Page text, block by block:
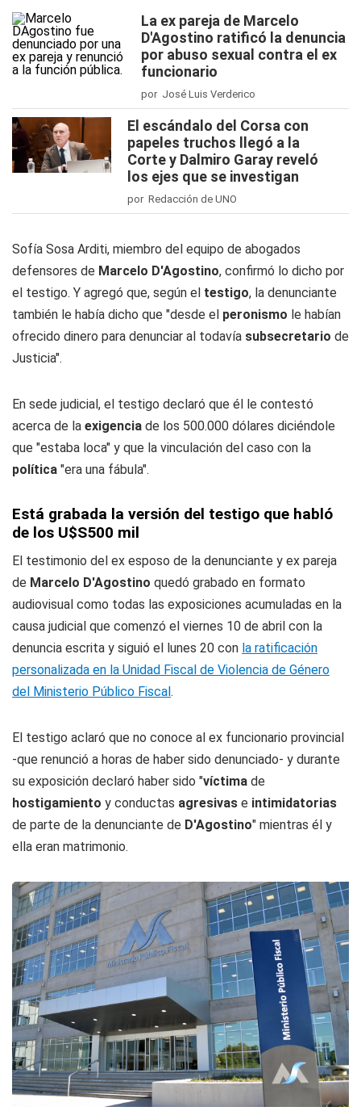
La ex pareja de Marcelo
D'Agostino ratificó la denuncia
por abuso sexual contra el ex
funcionario
por José Luis Verderico
El escándalo del Corsa con
papeles truchos llegó a la
Corte y Dalmiro Garay reveló
los ejes que se investigan
por Redacción de UNO
Sofía Sosa Arditi, miembro del equipo de abogados
defensores de Marcelo D'Agostino, confirmó lo dicho por
el testigo. Y agregó que, según el testigo, la denunciante
también le había dicho que "desde el peronismo le habían
ofrecido dinero para denunciar al todavía subsecretario de
Justicia".
En sede judicial, el testigo declaró que él le contestó
acerca de la exigencia de los 500.000 dólares diciéndole
que "estaba loca" y que la vinculación del caso con la
política "era una fábula".
Está grabada la versión del testigo que habló
de los U$S500 mil
El testimonio del ex esposo de la denunciante y ex pareja
de Marcelo D'Agostino quedó grabado en formato
audiovisual como todas las exposiciones acumuladas en la
causa judicial que comenzó el viernes 10 de abril con la
denuncia escrita y siguió el lunes 20 con la ratificación
personalizada en la Unidad Fiscal de Violencia de Género
del Ministerio Público Fiscal .
El testigo aclaró que no conoce al ex funcionario provincial
-que renunció a horas de haber sido denunciado- y durante
su exposición declaró haber sido "víctima de
hostigamiento y conductas agresivas e intimidatorias
de parte de la denunciante de D'Agostino" mientras él y
ella eran matrimonio.